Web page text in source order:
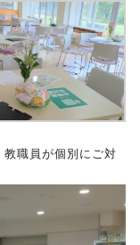
教職員が個別にご対